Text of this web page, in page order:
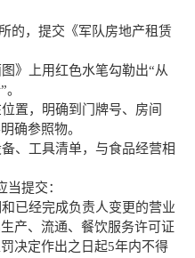
的，提交《军队房地产租赁
》上用红色水笔勾勒出“从
置，明确到门牌号、房间
确参照物。
、工具清单，与食品经营相
提交：
已经完成负责人变更的营业
产、流通、餐饮服务许可证
决定作出之日起5年内不得